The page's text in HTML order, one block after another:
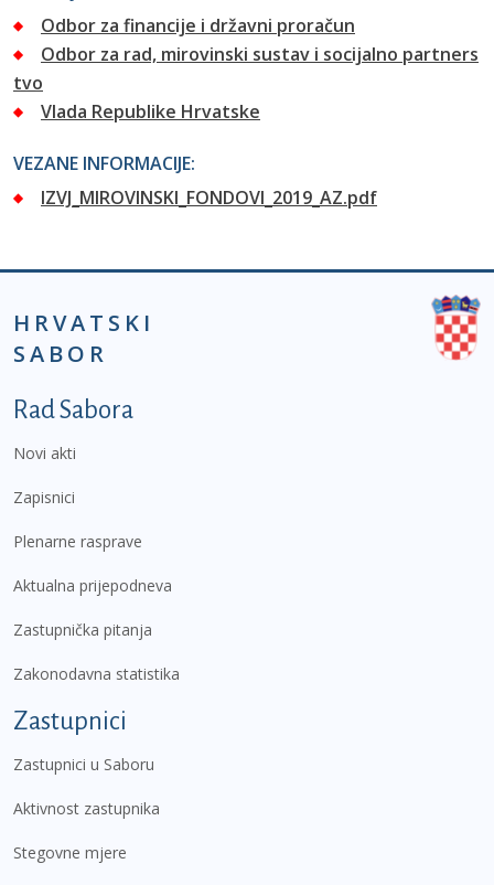
Odbor za financije i državni proračun
Odbor za rad, mirovinski sustav i socijalno partners
tvo
Vlada Republike Hrvatske
VEZANE INFORMACIJE:
IZVJ_MIROVINSKI_FONDOVI_2019_AZ.pdf
HRVATSKI
SABOR
Podnožje prvi izbornik
Rad Sabora
Novi akti
Zapisnici
Plenarne rasprave
Aktualna prijepodneva
Zastupnička pitanja
Zakonodavna statistika
Zastupnici
Zastupnici u Saboru
Aktivnost zastupnika
Stegovne mjere